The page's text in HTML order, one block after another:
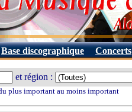
Base discographique Concerts
et région :
plus important au moins important